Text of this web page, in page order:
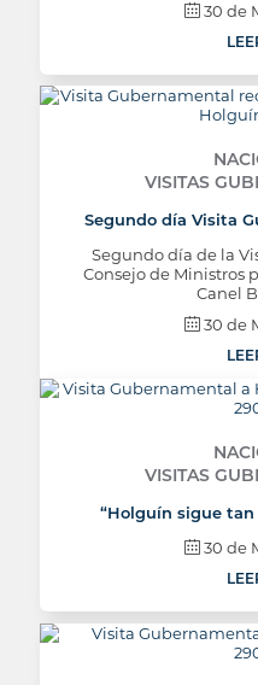
30 de
VISITAS
Segundo día Visita
Segundo día de la
Consejo de Ministros
Canel
30 de
VISITAS
“Holguín sigue
30 de